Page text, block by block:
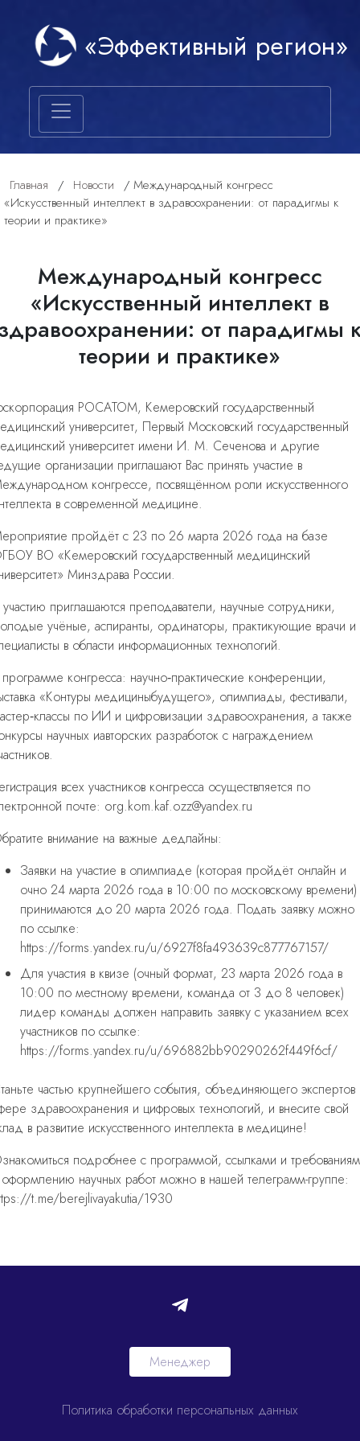
«Эффективный регион»
Главная / Новости /Международный конгресс
«Искусственный интеллект в здравоохранении: от парадигмы к
теории и практике»
Международный конгресс
«Искусственный интеллект в
от парадигмы
теории и практике»
РОСАТОМ, Кемеровский государственный
университет, Первый Московский государственный
университет имени И. М. Сеченова и другие
организации приглашают Вас принять участие в
конгрессе, посвящённом роли искусственного
в современной медицине.
пройдёт с 23 по 26 марта 2026 года на базе
ВО «Кемеровский государственный медицинский
Минздрава России.
приглашаются преподаватели, научные сотрудники,
учёные, аспиранты, ординаторы, практикующие врачи и
в области информационных технологий.
конгресса: научно‑практические конференции,
«Контуры медициныбудущего», олимпиады, фестивали,
по ИИ и цифровизации здравоохранения, а также
научных иавторских разработок с награждением
всех участников конгресса осуществляется по
почте: org.kom.kaf.ozz@yandex.ru
внимание на важные дедлайны:
Заявки на участие в олимпиаде (которая пройдёт онлайн и
очно 24 марта 2026 года в 10:00 по московскому времени)
принимаются до 20 марта 2026 года. Подать заявку можно
по ссылке:
https://forms.yandex.ru/u/6927f8fa493639c877767157/
Для участия в квизе (очный формат, 23 марта 2026 года в
10:00 по местному времени, команда от 3 до 8 человек)
лидер команды должен направить заявку с указанием всех
участников по ссылке:
https://forms.yandex.ru/u/696882bb90290262f449f6cf/
частью крупнейшего события, объединяющего экспертов
здравоохранения и цифровых технологий, и внесите свой
в развитие искусственного интеллекта в медицине!
подробнее с программой, ссылками и
научных работ можно в нашей телеграмм-группе:
t.me/berejlivayakutia/1930
Менеджер
Политика обработки персональных данных